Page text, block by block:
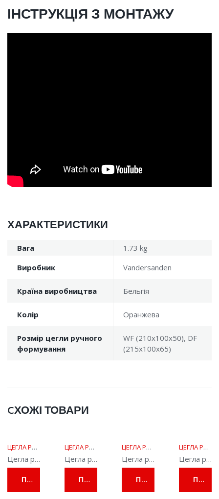
ІНСТРУКЦІЯ З МОНТАЖУ
ХАРАКТЕРИСТИКИ
Вага
1.73 kg
Виробник
Vandersanden
Країна виробництва Бельгія
Колір Оранжева
Розмір цегли ручного
формування
WF (210x100x50), DF
(215x100x65)
CХОЖІ ТОВАРИ
ЦЕГЛА РУЧНОГО ФОРМУВАННЯ
Цегла ручного формування Alexia 587
ПЕРЕГЛЯНУТИ
ЦЕГЛА РУЧНОГО ФОРМУВАННЯ
Цегла ручного формування Argentis 43
ПЕРЕГЛЯНУТИ
ЦЕГЛА РУЧНОГО ФОРМУВАННЯ
Цегла ручного формування Morvan 533
ПЕРЕГЛЯНУТИ
ЦЕГЛА РУЧНОГО ФОРМУВАННЯ
Цегла ручного формування Barok 24
ПЕРЕГЛЯНУТИ